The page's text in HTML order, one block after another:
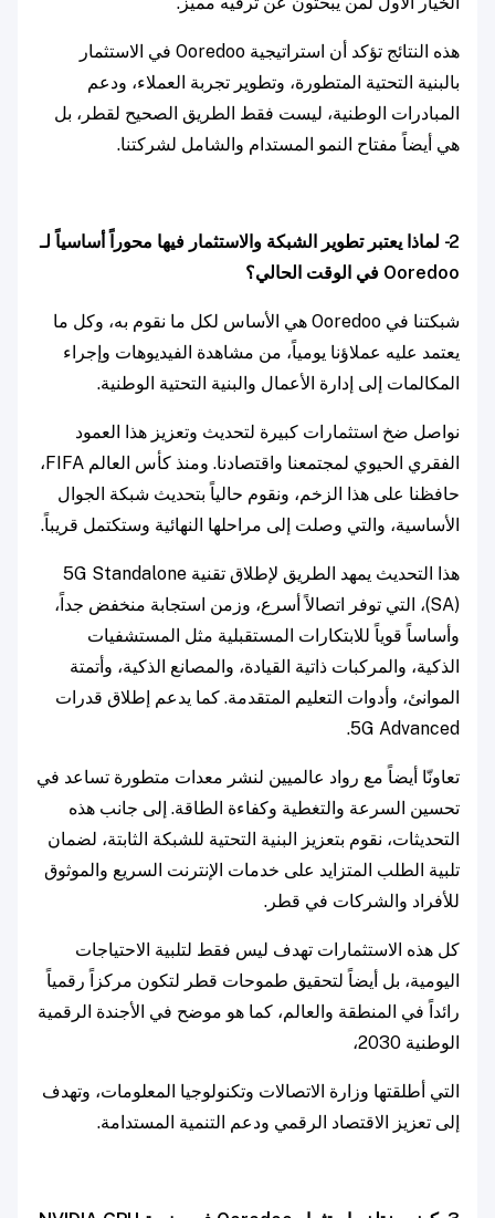
هذه النتائج تؤكد أن استراتيجية Ooredoo في الاستثمار
بالبنية التحتية المتطورة، وتطوير تجربة العملاء، ودعم
المبادرات الوطنية، ليست فقط الطريق الصحيح لقطر، بل
هي أيضاً مفتاح النمو المستدام والشامل لشركتنا.
2- لماذا يعتبر تطوير الشبكة والاستثمار فيها محوراً أساسياً لـ
Ooredoo في الوقت الحالي؟
شبكتنا في Ooredoo هي الأساس لكل ما نقوم به، وكل ما
يعتمد عليه عملاؤنا يومياً، من مشاهدة الفيديوهات وإجراء
المكالمات إلى إدارة الأعمال والبنية التحتية الوطنية.
نواصل ضخ استثمارات كبيرة لتحديث وتعزيز هذا العمود
الفقري الحيوي لمجتمعنا واقتصادنا. ومنذ كأس العالم FIFA،
حافظنا على هذا الزخم، ونقوم حالياً بتحديث شبكة الجوال
الأساسية، والتي وصلت إلى مراحلها النهائية وستكتمل قريباً.
هذا التحديث يمهد الطريق لإطلاق تقنية 5G Standalone
(SA)، التي توفر اتصالاً أسرع، وزمن استجابة منخفض جداً،
وأساساً قوياً للابتكارات المستقبلية مثل المستشفيات
الذكية، والمركبات ذاتية القيادة، والمصانع الذكية، وأتمتة
الموانئ، وأدوات التعليم المتقدمة. كما يدعم إطلاق قدرات
5G Advanced.
تعاونّا أيضاً مع رواد عالميين لنشر معدات متطورة تساعد في
تحسين السرعة والتغطية وكفاءة الطاقة. إلى جانب هذه
التحديثات، نقوم بتعزيز البنية التحتية للشبكة الثابتة، لضمان
تلبية الطلب المتزايد على خدمات الإنترنت السريع والموثوق
للأفراد والشركات في قطر.
كل هذه الاستثمارات تهدف ليس فقط لتلبية الاحتياجات
اليومية، بل أيضاً لتحقيق طموحات قطر لتكون مركزاً رقمياً
رائداً في المنطقة والعالم، كما هو موضح في الأجندة الرقمية
الوطنية 2030،
التي أطلقتها وزارة الاتصالات وتكنولوجيا المعلومات، وتهدف
إلى تعزيز الاقتصاد الرقمي ودعم التنمية المستدامة.